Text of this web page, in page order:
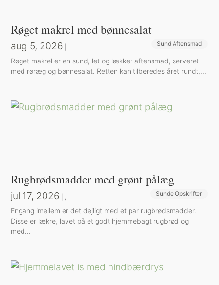
Røget makrel med bønnesalat
aug 5, 2026 Sund Aftensmad
Røget makrel er en sund, let og lækker aftensmad, serveret
med røræg og bønnesalat. Retten kan tilberedes året rundt,...
Rugbrødsmadder med grønt pålæg
jul 17, 2026 Sund Aftensmad
Sunde Opskrifter
Engang imellem er det dejligt med et par rugbrødsmadder.
Disse er lækre, lavet på et godt hjemmebagt rugbrød og
med...